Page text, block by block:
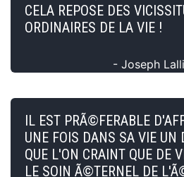
CELA REPOSE DES
ORDINAIRES DE LA VIE !
- Joseph
IL EST PRÃ©FERABLE
UNE FOIS DANS SA VIE UN
QUE L'ON CRAINT QUE DE
LE SOIN Ã©TERNEL DE